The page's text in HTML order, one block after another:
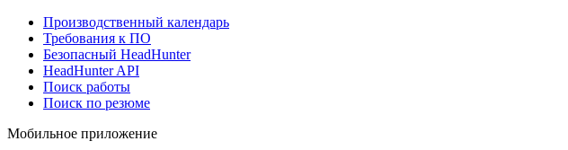
Производственный календарь
Требования к ПО
Безопасный HeadHunter
HeadHunter API
Поиск работы
Поиск по резюме
Мобильное приложение